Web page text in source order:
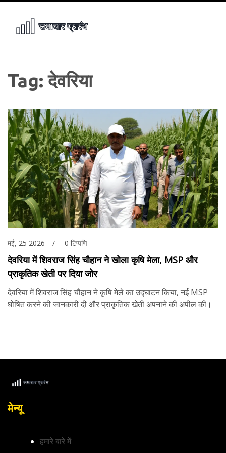
Tag: देवरिया
मई, 25 2026 0 टिप्पणि
देवरिया में शिवराज सिंह चौहान ने खोला कृषि मेला, MSP और
प्राकृतिक खेती पर दिया जोर
देवरिया में शिवराज सिंह चौहान ने कृषि मेले का उद्घाटन किया, नई MSP
घोषित करने की जानकारी दी और प्राकृतिक खेती अपनाने की अपील की।
मेन्यू
हमारे बारे में